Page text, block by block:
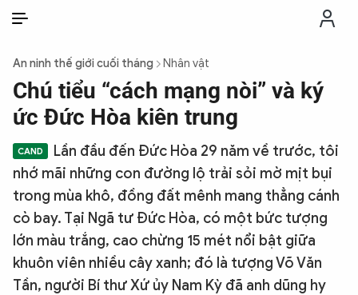
THỜI SỰ
CÔNG AN TRONG LÒNG DÂN
PHÁP LUẬT
An ninh thế giới cuối tháng Nhân vật
Chú tiểu “cách mạng nòi” và ký
ức Đức Hòa kiên trung
Lần đầu đến Đức Hòa 29 năm về trước, tôi
nhớ mãi những con đường lộ trải sỏi mờ mịt bụi
trong mùa khô, đồng đất mênh mang thẳng cánh
cò bay. Tại Ngã tư Đức Hòa, có một bức tượng
lớn màu trắng, cao chừng 15 mét nổi bật giữa
khuôn viên nhiều cây xanh; đó là tượng Võ Văn
Tần, người Bí thư Xứ ủy Nam Kỳ đã anh dũng hy